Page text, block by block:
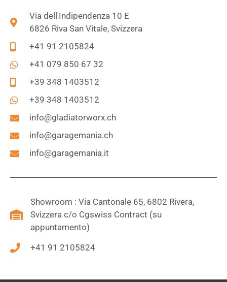
Via dell'Indipendenza 10 E
6826 Riva San Vitale, Svizzera
+41 91 2105824
+41 079 850 67 32
+39 348 1403512
+39 348 1403512
info@gladiatorworx.ch
info@garagemania.ch
info@garagemania.it
Showroom : Via Cantonale 65, 6802 Rivera,
Svizzera c/o Cgswiss Contract (su
appuntamento)
+41 91 2105824